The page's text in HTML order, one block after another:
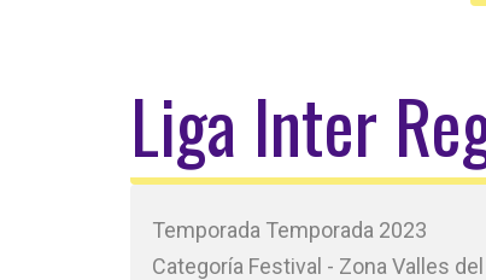
Liga Inter
Temporada Temporada 2023
Categoría Festival - Zona Valles